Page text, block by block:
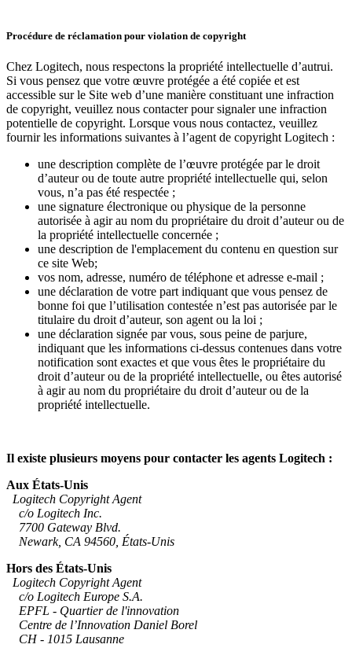
Procédure de réclamation pour violation de copyright
Chez Logitech, nous respectons la propriété intellectuelle d’autrui.
Si vous pensez que votre œuvre protégée a été copiée et est
accessible sur le Site web d’une manière constituant une infraction
de copyright, veuillez nous contacter pour signaler une infraction
potentielle de copyright. Lorsque vous nous contactez, veuillez
fournir les informations suivantes à l’agent de copyright Logitech :
une description complète de l’œuvre protégée par le droit
d’auteur ou de toute autre propriété intellectuelle qui, selon
vous, n’a pas été respectée ;
une signature électronique ou physique de la personne
autorisée à agir au nom du propriétaire du droit d’auteur ou de
la propriété intellectuelle concernée ;
une description de l'emplacement du contenu en question sur
ce site Web;
vos nom, adresse, numéro de téléphone et adresse e-mail ;
une déclaration de votre part indiquant que vous pensez de
bonne foi que l’utilisation contestée n’est pas autorisée par le
titulaire du droit d’auteur, son agent ou la loi ;
une déclaration signée par vous, sous peine de parjure,
indiquant que les informations ci-dessus contenues dans votre
notification sont exactes et que vous êtes le propriétaire du
droit d’auteur ou de la propriété intellectuelle, ou êtes autorisé
à agir au nom du propriétaire du droit d’auteur ou de la
propriété intellectuelle.
Il existe plusieurs moyens pour contacter les agents Logitech :
Aux États-Unis
Logitech Copyright Agent
c/o Logitech Inc.
7700 Gateway Blvd.
Newark, CA 94560, États-Unis
Hors des États-Unis
Logitech Copyright Agent
c/o Logitech Europe S.A.
EPFL - Quartier de l'innovation
Centre de l’Innovation Daniel Borel
CH - 1015 Lausanne